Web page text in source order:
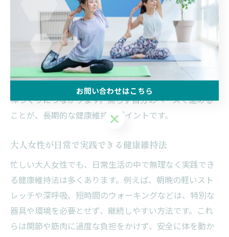
ートバンドを日常生活に取り入れ、日々の小さな変化を
記録しながら健康の維持に成功しています。
無理なく続けるコツは、「できることから始める」こ
と。例えば、階段を使う、1駅分歩く、日常動作の姿勢
を意識するなど、小さな積み重ねが安全で長く動ける身
体づくりにつながります。焦らず自分のペースで進める
ことが、長期的な健康維持のポイントです。
大人女性が日常で実践できる健康維持法
忙しい大人女性でも、日常生活の中で無理なく実践でき
る健康維持法は多くあります。例えば、朝晩の軽いスト
レッチや深呼吸、短時間のウォーキングなどは、特別な
器具や環境を必要とせず、継続しやすい方法です。これ
らは関節や筋肉に過度な負担をかけず、安全に体を動か
お問い合わせはこちら
お問い合わせはこちら